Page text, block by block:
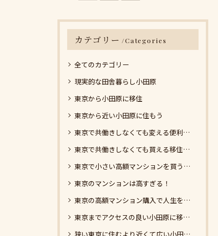
カテゴリー Categories
全てのカテゴリー
現実的な田舎暮らし小田原
東京から小田原に移住
東京から近い小田原に住もう
東京で共働きしなくても変える便利な小田原市
東京で共働きしなくても買える移住先の小田原
東京で小さい高額マンションを買うより小田原に移住しよう
東京のマンションは高すぎる！
東京の高額マンション購入で人生を無駄にせず小田原に移住を考えよう！
東京までアクセスの良い小田原に移住を考えよう
狭い東京に住むより近くて広い小田原に住もう